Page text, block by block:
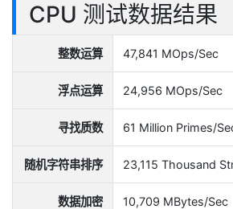
CPU 测试数据结果
整数运算 47,841 MOps/Sec
浮点运算 24,956 MOps/Sec
寻找质数 61 Million Primes/
随机字符串排序 23,115 Thousand
数据加密 10,709 MBytes/Sec